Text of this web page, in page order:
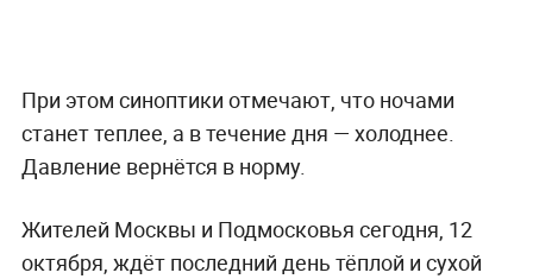
При этом синоптики отмечают, что ночами
станет теплее, а в течение дня — холоднее.
Давление вернётся в норму.
Жителей Москвы и Подмосковья сегодня, 12
октября, ждёт последний день тёплой и сухой